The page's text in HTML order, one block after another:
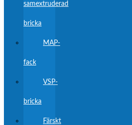
samextruderad
bricka
MAP-
fack
VSP-
bricka
Färskt